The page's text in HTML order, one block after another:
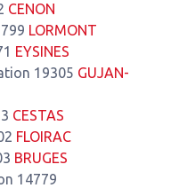
CENON
LORMONT
EYSINES
19305 GUJAN-
CESTAS
FLOIRAC
BRUGES
14779